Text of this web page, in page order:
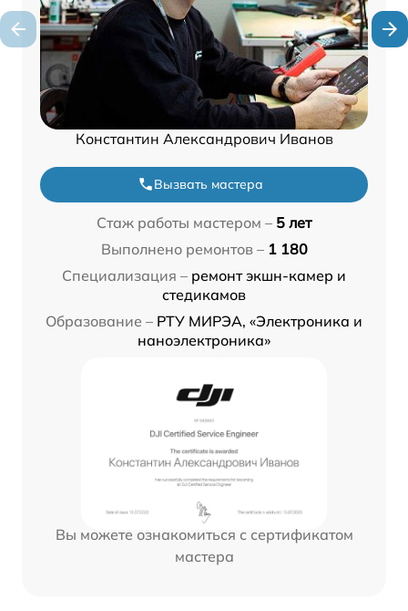
Константин Александрович Иванов
Вызвать мастера
Стаж работы мастером – 5 лет
Выполнено ремонтов – 1 180
Специализация – ремонт экшн-камер и
стедикамов
Образование – РТУ МИРЭА, «Электроника и
наноэлектроника»
Вы можете ознакомиться с сертификатом
мастера